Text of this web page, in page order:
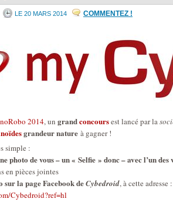
LE 20 MARS 2014 COMMENTEZ !
2014, un grandconcoursest lancé par la
grandeur nature à gagner !
simple :
photo de vous – un « Selfie » donc – avec l’un
en pièces jointes
sur la page Facebook deCybedroid, à cette adresse :
Cybedroid?ref=hl